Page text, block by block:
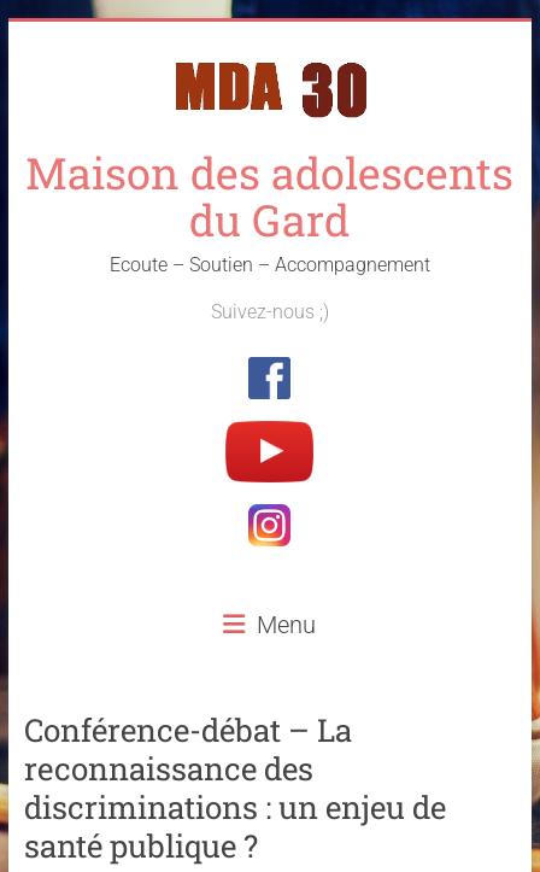
Maison des adolescents
du Gard
Ecoute – Soutien – Accompagnement
Suivez-nous ;)
Menu
Conférence-débat – La
reconnaissance des
discriminations : un enjeu de
santé publique ?